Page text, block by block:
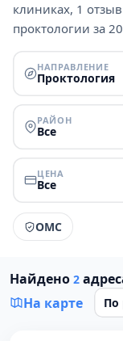
клиниках, 1
проктологии за
НАПРАВЛЕНИЕ
Проктология
РАЙОН
Все
ЦЕНА
Все
ОМС
Найдено 2
На карте